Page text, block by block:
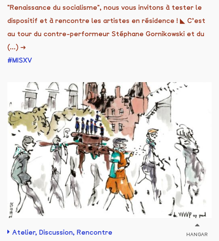
"Renaissance du socialisme", nous vous invitons à tester le
dispositif et à rencontre les artistes en résidence ! ◣ C’est
au tour du contre-performeur Stéphane Gornikowski et du
(...) →
MISXV
Atelier, Discussion, Rencontre
HANGAR